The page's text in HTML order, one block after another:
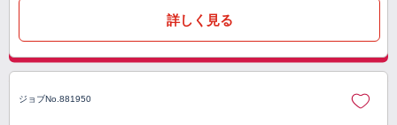
詳しく見る
ジョブNo.881950